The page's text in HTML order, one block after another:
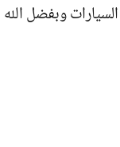
وبفضل